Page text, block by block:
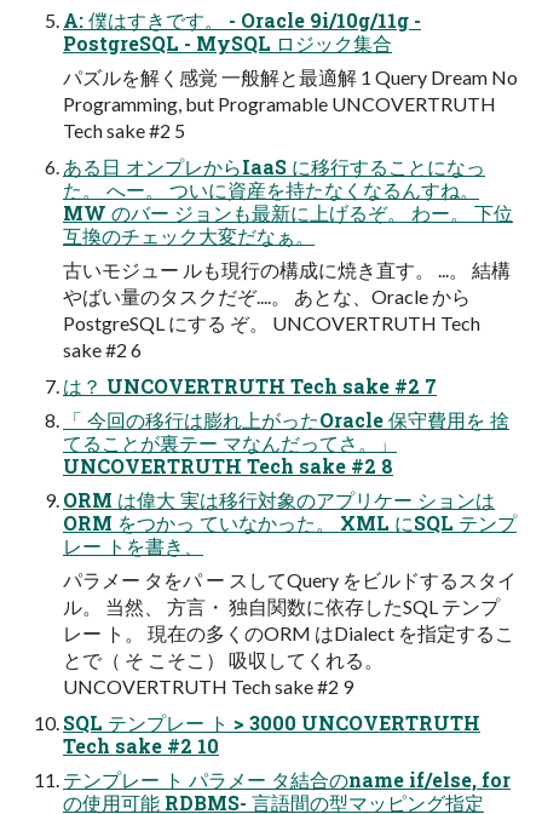
A: 僕はすきです。 - Oracle 9i/10g/11g -
PostgreSQL - MySQL ロジック集合
パズルを解く感覚 一般解と最適解 1 Query Dream No
Programming, but Programable UNCOVERTRUTH
Tech sake #2 5
ある日 オンプレからIaaS に移行することになっ
た。 へー。 ついに資産を持たなくなるんすね。
MW のバー ジョンも最新に上げるぞ。 わー。 下位
互換のチェック大変だなぁ。
古いモジュー ルも現行の構成に焼き直す。 ...。 結構
やばい量のタスクだぞ....。 あとな、Oracle から
PostgreSQL にする ぞ。 UNCOVERTRUTH Tech
sake #2 6
は？ UNCOVERTRUTH Tech sake #2 7
「 今回の移行は膨れ上がったOracle 保守費用を 捨
てることが裏テー マなんだってさ。」
UNCOVERTRUTH Tech sake #2 8
ORM は偉大 実は移行対象のアプリケー ションは
ORM をつかっ ていなかった。 XML にSQL テンプ
レー トを書き、
パラメー タをパ ー スしてQuery をビルドするスタイ
ル。 当然、 方言・ 独自関数に依存したSQL テンプ
レー ト。 現在の多くのORM はDialect を指定するこ
とで（ そ こそこ） 吸収してくれる。
UNCOVERTRUTH Tech sake #2 9
SQL テンプレー ト > 3000 UNCOVERTRUTH
Tech sake #2 10
テンプレー ト パラメー タ結合のname if/else, for
の使用可能 RDBMS- 言語間の型マッピング指定